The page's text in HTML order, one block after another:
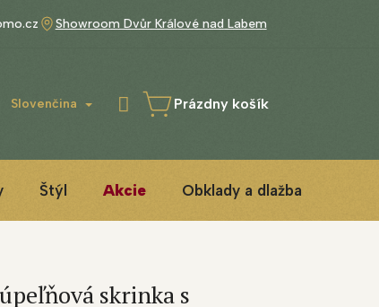
Showroom Dvůr Králové nad Labem
Slovenčina
NÁKUPNÝ
Prázdny košík
Štýl Akcie Obklady a dlažba
skrinka s